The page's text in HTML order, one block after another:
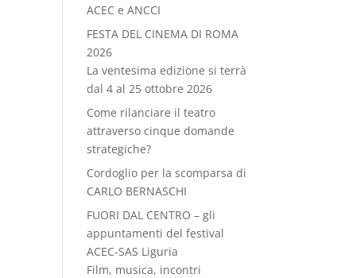
ACEC e ANCCI
FESTA DEL CINEMA DI ROMA
2026
La ventesima edizione si terrà
dal 4 al 25 ottobre 2026
Come rilanciare il teatro
attraverso cinque domande
strategiche?
Cordoglio per la scomparsa di
CARLO BERNASCHI
FUORI DAL CENTRO – gli
appuntamenti del festival
ACEC-SAS Liguria
Film, musica, incontri